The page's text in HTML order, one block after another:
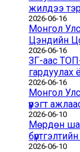
жилдээ
2026-06-16
Монгол
Цэндийн
2026-06-16
ЗГ-аас
гардуулах
2026-06-16
Монгол
үүрэгт
2026-06-10
Мөрдөн
2026-06-10